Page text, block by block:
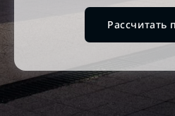
Рассчитать